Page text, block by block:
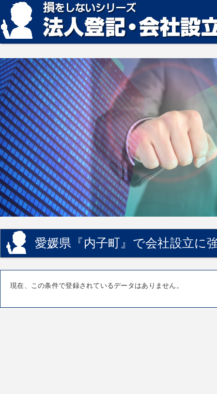
損をしない法人登記・会社設立の方法、見つかります。
愛媛県『内子町』で会社設立に
現在、この条件で登録されているデータはありません。